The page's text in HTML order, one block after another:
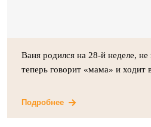
Ваня родился на 28-й неделе,
теперь говорит «мама» и ходит
Подробнее